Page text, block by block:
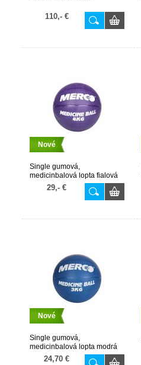
110,- €
Nové
Single gumová,
medicinbalová lopta fialová
29,- €
Nové
Single gumová,
medicinbalová lopta modrá
24,70 €